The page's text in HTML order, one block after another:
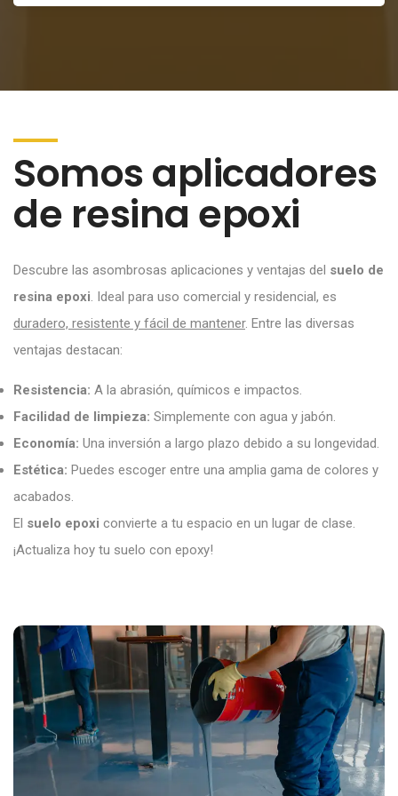
Somos aplicadores
de resina epoxi
Descubre las asombrosas aplicaciones y ventajas del suelo de
resina epoxi. Ideal para uso comercial y residencial, es
duradero, resistente y fácil de mantener. Entre las diversas
ventajas destacan:
Resistencia: A la abrasión, químicos e impactos.
Facilidad de limpieza: Simplemente con agua y jabón.
Economía: Una inversión a largo plazo debido a su longevidad.
Estética: Puedes escoger entre una amplia gama de colores y
acabados.
El suelo epoxi convierte a tu espacio en un lugar de clase.
¡Actualiza hoy tu suelo con epoxy!